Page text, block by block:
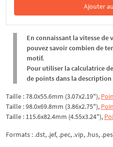
Ajouter
Dans le
En connaissant la vitesse de
pouvez savoir combien de
motif.
Pour utiliser la calculatrice
de points dans la
Taille : 78.0x55.6mm (3.07x2.19"),
Taille : 98.0x69.8mm (3.86x2.75"),
Taille : 115.6x82.4mm (4.55x3.24"),
Formats : .dst, .jef, .pec, .vip, .hus,